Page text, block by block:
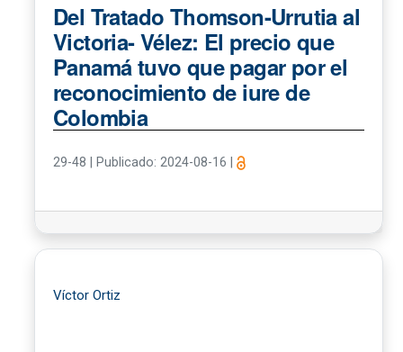
Del Tratado Thomson-Urrutia al
Victoria- Vélez: El precio que
Panamá tuvo que pagar por el
reconocimiento de iure de
Colombia
29-48 Publicado: 2024-08-16
Víctor Ortiz